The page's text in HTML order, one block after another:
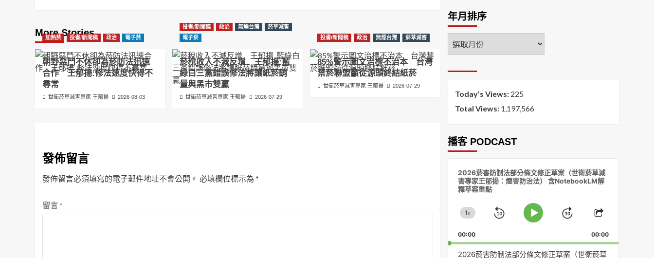
More Stories
加熱菸 投書/新聞稿 政治 電子菸
朝野惡鬥不休卻為菸防法迅速
合作 王郁揚:修法速度快得不
尋常
世衛菸草減害專家 王郁揚 2026-08-03
投書/新聞稿 政治 無煙台灣
菸草減害
電子菸
菸稅收入不減反增 王郁揚:藍
綠白三黨錯誤修法將讓紙菸銷
量與黑市雙贏
世衛菸草減害專家 王郁揚 2026-07-29
投書/新聞稿 政治 無煙台灣 菸草減害
85%警示圖文治標不治本 台灣
禁菸聯盟籲從源頭終結紙菸
世衛菸草減害專家 王郁揚 2026-07-29
發佈留言
發佈留言必須填寫的電子郵件地址不會公開。 必填欄位標示為 *
留言 *
年月排序
年
月
序
Today's Views: 225
Total Views: 1,197,566
播客 PODCAST
2026菸害防制法部分條文修正草案（世衛菸草減
害專家王郁揚：煙害防治法） 含NotebookLM解
釋草案重點
Change
Rate
1x
Skip Play
Jump
Forward
Share
Episode
00:00 00:00
2026菸害防制法部分條文修正草案（世衛菸草